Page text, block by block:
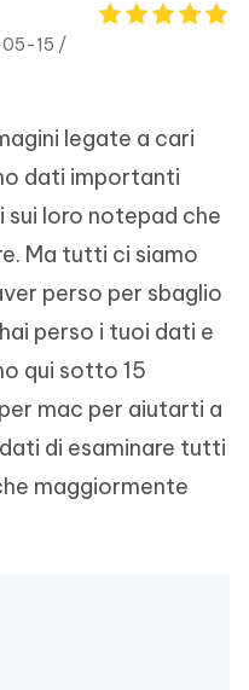
05-15 /
legate a cari
dati importanti
sui loro notepad che
Ma tutti ci siamo
perso per sbaglio
perso i tuoi dati e
qui sotto 15
mac per aiutarti a
di esaminare tutti
maggiormente